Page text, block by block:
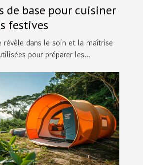
de base pour cuisiner
festives
révèle dans le soin et la maîtrise
pour préparer les...